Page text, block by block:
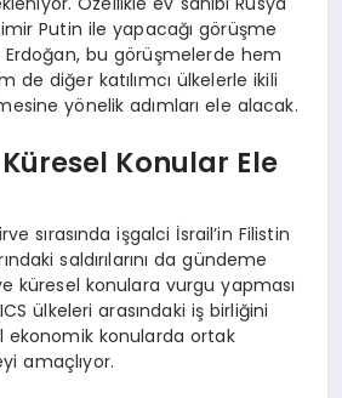
Putin ile yapacağı görüşme
bu görüşmelerde hem
de diğer katılımcı ülkelerle ikili
yönelik adımları ele alacak.
Konular Ele
sırasında işgalci İsrail’in Filistin
saldırılarını da gündeme
küresel konulara vurgu yapması
ülkeleri arasındaki iş birliğini
ekonomik konularda ortak
amaçlıyor.